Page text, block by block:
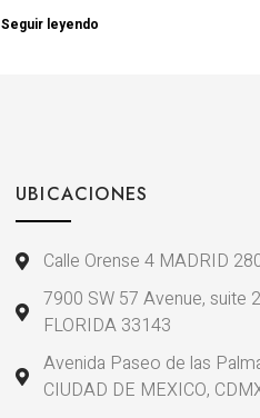
Seguir leyendo
UBICACIONES
Calle Orense 4 MADRID
7900 SW 57 Avenue, suite
FLORIDA 33143
Avenida Paseo de las
CIUDAD DE MEXICO,